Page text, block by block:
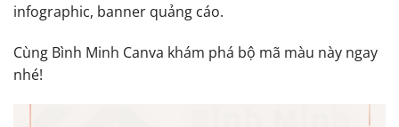
infographic, banner quảng cáo.
Cùng Bình Minh Canva khám phá bộ mã màu này ngay
nhé!